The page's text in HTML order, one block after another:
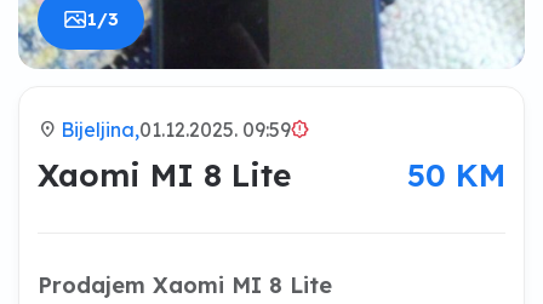
1/3
location_on Bijeljina,01.12.2025. 09:59brightness_alert
Xaomi MI 8 Lite 50 KM
Prodajem Xaomi MI 8 Lite